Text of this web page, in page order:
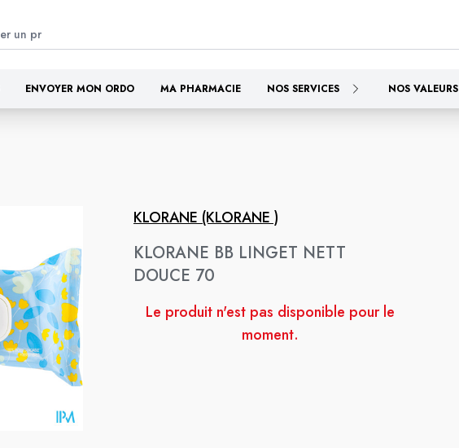
ENVOYER MON ORDO MA PHARMACIE NOS SERVICES NOS VALEURS
KLORANE (KLORANE )
KLORANE BB LINGET NETT
DOUCE 70
Le produit n'est pas disponible pour le
moment.